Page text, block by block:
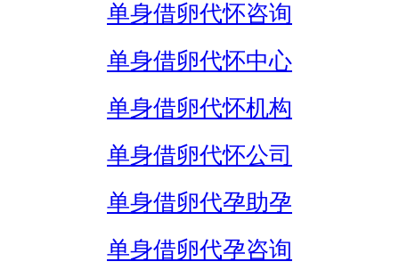
单身借卵代怀咨询
单身借卵代怀中心
单身借卵代怀机构
单身借卵代怀公司
单身借卵代孕助孕
单身借卵代孕咨询